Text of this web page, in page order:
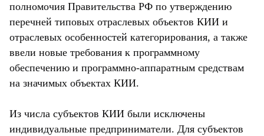
полномочия Правительства РФ по утверждению
перечней типовых отраслевых объектов КИИ и
отраслевых особенностей категорирования, а также
ввели новые требования к программному
обеспечению и программно-аппаратным средствам
на значимых объектах КИИ.
Из числа субъектов КИИ были исключены
индивидуальные предприниматели. Для субъектов